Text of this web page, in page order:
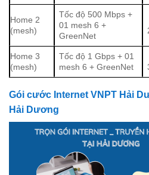
Home 2
(mesh)
Tốc độ 500 Mbps +
01 mesh 6 +
GreenNet
Home 3
(mesh)
Tốc độ 1 Gbps + 01
mesh 6 + GreenNet
Gói cước Internet VNPT Hải
Hải Dương